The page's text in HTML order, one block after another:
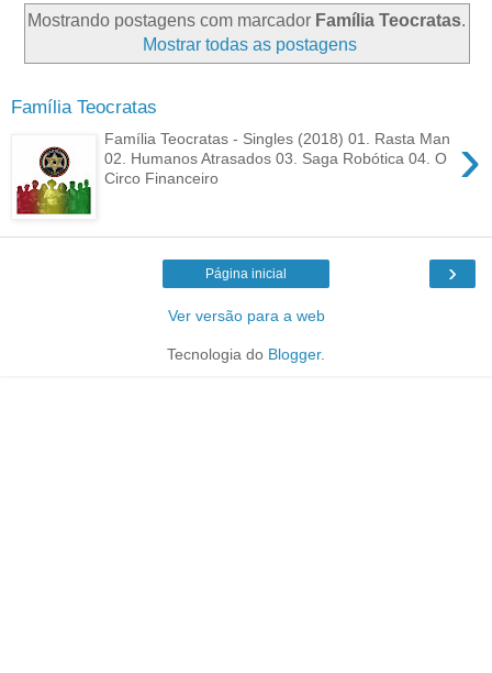
Mostrando postagens com marcador Família Teocratas.
Mostrar todas as postagens
Família Teocratas
›
Família Teocratas - Singles (2018) 01. Rasta Man
02. Humanos Atrasados 03. Saga Robótica 04. O
Circo Financeiro
›
Página inicial
Ver versão para a web
Tecnologia do Blogger.